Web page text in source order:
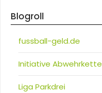
Blogroll
fussball-geld.de
Initiative Abwehrkette
Liga Parkdrei